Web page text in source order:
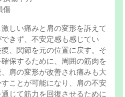
しい痛みと肩の変形を訴えて
きず、不安定感も感じてい
、関節を元の位置に戻す。そ
保するために、周囲の筋肉を
肩の変形が改善され痛みも大
ことが可能になり、肩の不安
じて筋力を回復させるために